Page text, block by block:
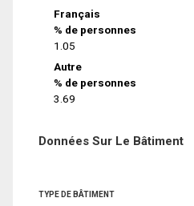
Français
% de personnes
1.05
Autre
% de personnes
3.69
Données Sur Le Bâtiment
TYPE DE BÂTIMENT